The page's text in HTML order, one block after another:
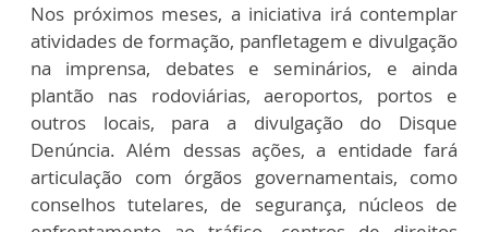
Nos próximos meses, a iniciativa irá contemplar
atividades de formação, panfletagem e divulgação
na imprensa, debates e seminários, e ainda
plantão nas rodoviárias, aeroportos, portos e
outros locais, para a divulgação do Disque
Denúncia. Além dessas ações, a entidade fará
articulação com órgãos governamentais, como
conselhos tutelares, de segurança, núcleos de